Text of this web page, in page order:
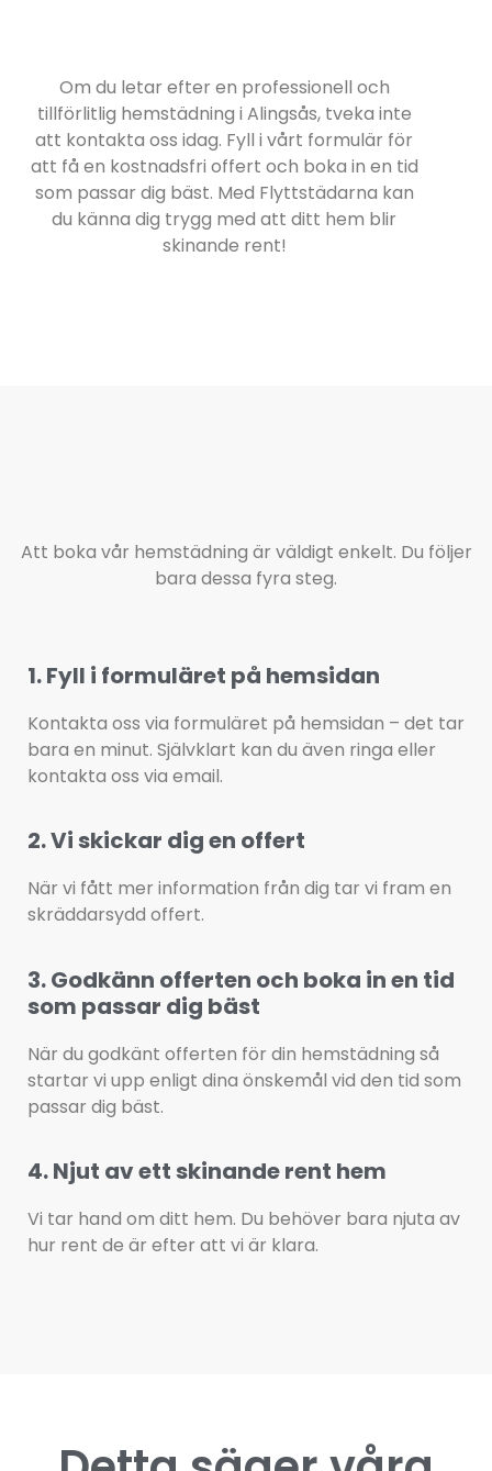
Om du letar efter en professionell och
tillförlitlig hemstädning i Alingsås, tveka inte
att kontakta oss idag. Fyll i vårt formulär för
att få en kostnadsfri offert och boka in en tid
som passar dig bäst. Med Flyttstädarna kan
du känna dig trygg med att ditt hem blir
skinande rent!
Att boka vår hemstädning är väldigt enkelt. Du följer
bara dessa fyra steg.
1. Fyll i formuläret på hemsidan
Kontakta oss via formuläret på hemsidan – det tar
bara en minut. Självklart kan du även ringa eller
kontakta oss via email.
2. Vi skickar dig en offert
När vi fått mer information från dig tar vi fram en
skräddarsydd offert.
3. Godkänn offerten och boka in en tid
som passar dig bäst
När du godkänt offerten för din hemstädning så
startar vi upp enligt dina önskemål vid den tid som
passar dig bäst.
4. Njut av ett skinande rent hem
Vi tar hand om ditt hem. Du behöver bara njuta av
hur rent de är efter att vi är klara.